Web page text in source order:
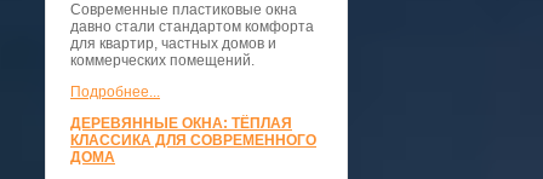
Современные пластиковые окна
давно стали стандартом комфорта
для квартир, частных домов и
коммерческих помещений.
Подробнее...
ДЕРЕВЯННЫЕ ОКНА: ТЁПЛАЯ
КЛАССИКА ДЛЯ СОВРЕМЕННОГО
ДОМА